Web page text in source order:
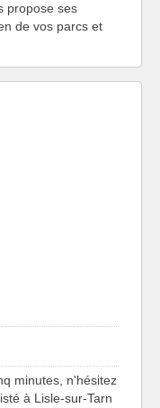
propose ses
de vos parcs et
minutes, n'hésitez
à Lisle-sur-Tarn